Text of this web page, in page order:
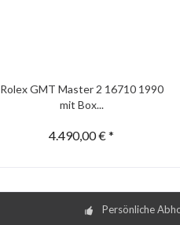
Rolex GMT Master 2 16710 1990
mit Box...
4.490,00 € *
Persönliche